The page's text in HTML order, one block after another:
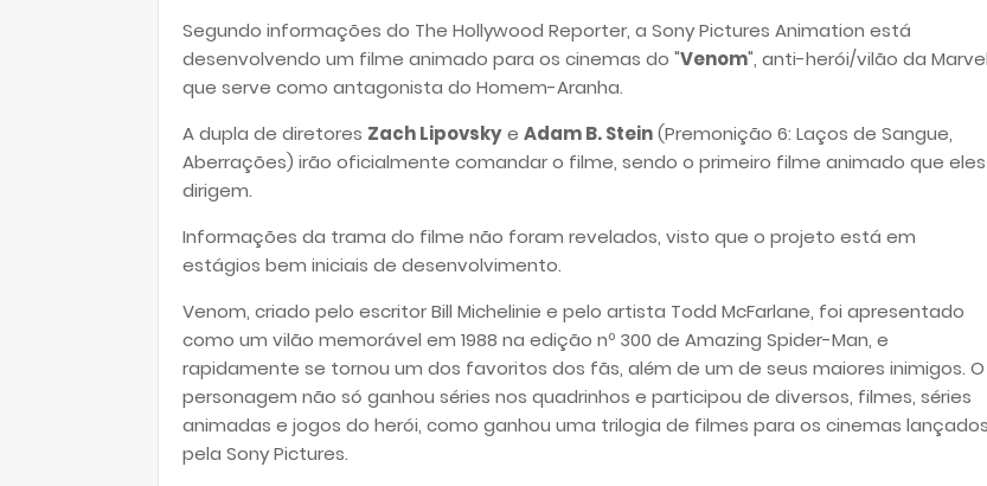
Segundo informações do The Hollywood Reporter, a Sony Pictures Animation está
desenvolvendo um filme animado para os cinemas do "Venom", anti-herói/vilão da Marvel
que serve como antagonista do Homem-Aranha.
A dupla de diretores Zach Lipovskye Adam B. Stein(Premonição 6: Laços de Sangue,
Aberrações) irão oficialmente comandar o filme, sendo o primeiro filme animado que eles
dirigem.
Informações da trama do filme não foram revelados, visto que o projeto está em
estágios bem iniciais de desenvolvimento.
Venom, criado pelo escritor Bill Michelinie e pelo artista Todd McFarlane, foi apresentado
como um vilão memorável em 1988 na edição nº 300 de Amazing Spider-Man, e
rapidamente se tornou um dos favoritos dos fãs, além de um de seus maiores inimigos. O
personagem não só ganhou séries nos quadrinhos e participou de diversos, filmes, séries
animadas e jogos do herói, como ganhou uma trilogia de filmes para os cinemas lançados
pela Sony Pictures.